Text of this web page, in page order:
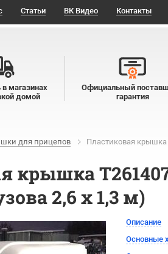
Статьи ВК Видео Контакты
магазинах
домой
Официальный
гарантия
для прицепов Пластиковая крышка
крышка
2,6 х 1,3 м)
Описание
Основные